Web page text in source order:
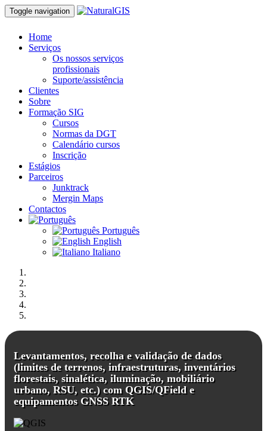
Toggle navigation
Home
Serviços
Os nossos serviços
profissionais
Suporte/assistência
Clientes
Sobre
Formação SIG
Cursos
Normas da DGT
Calendário cursos
Inscrição
Estágios
Parceiros
Junktrack
Mergin Maps
Contactos
Português
English
Italiano
Levantamentos, recolha e validação de dados
(limites de terrenos, infraestruturas, inventários
florestais, sinalética, iluminação, mobiliário
urbano, RSU, etc.) com QGIS/QField e
equipamentos GNSS RTK